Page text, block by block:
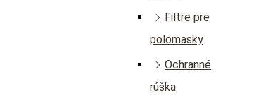
Filtre pre
polomasky
Ochranné
rúška